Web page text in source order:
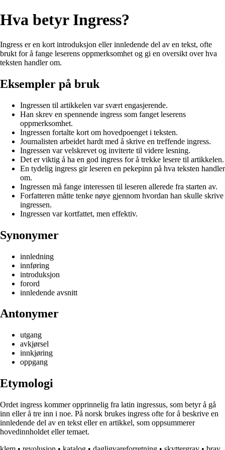
Hva betyr Ingress?
Ingress er en kort introduksjon eller innledende del av en tekst, ofte
brukt for å fange leserens oppmerksomhet og gi en oversikt over hva
teksten handler om.
Eksempler på bruk
Ingressen til artikkelen var svært engasjerende.
Han skrev en spennende ingress som fanget leserens
oppmerksomhet.
Ingressen fortalte kort om hovedpoenget i teksten.
Journalisten arbeidet hardt med å skrive en treffende ingress.
Ingressen var velskrevet og inviterte til videre lesning.
Det er viktig å ha en god ingress for å trekke lesere til artikkelen.
En tydelig ingress gir leseren en pekepinn på hva teksten handler
om.
Ingressen må fange interessen til leseren allerede fra starten av.
Forfatteren måtte tenke nøye gjennom hvordan han skulle skrive
ingressen.
Ingressen var kortfattet, men effektiv.
Synonymer
innledning
innføring
introduksjon
forord
innledende avsnitt
Antonymer
utgang
avkjørsel
innkjøring
oppgang
Etymologi
Ordet ingress kommer opprinnelig fra latin ingressus, som betyr å gå
inn eller å tre inn i noe. På norsk brukes ingress ofte for å beskrive en
innledende del av en tekst eller en artikkel, som oppsummerer
hovedinnholdet eller temaet.